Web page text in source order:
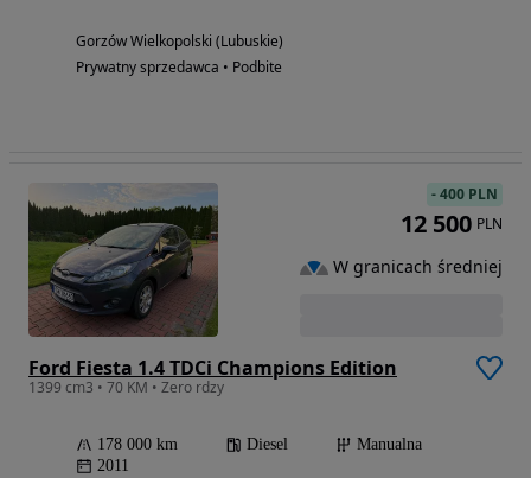
Gorzów Wielkopolski (Lubuskie)
Prywatny sprzedawca • Podbite
Ford Fiesta 1.4 TDCi Champions Edition
1399 cm3 • 70 KM • Zero rdzy
178 000 km Diesel
Manualna
2011
-400 PLN
12 500 PLN
W granicach średniej